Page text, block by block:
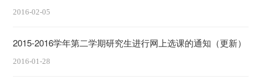
2016-02-05
2015-2016学年第二学期研究生进行网上选课的通知（更新）
2016-01-28